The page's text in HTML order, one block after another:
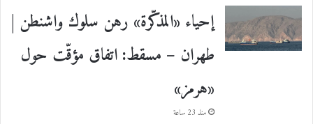
إحياء «المذكّرة» رهن سلوك واشنطن |
طهران – مسقط: اتفاق مؤقّت حول
«هرمز»
منذ 23 ساعة